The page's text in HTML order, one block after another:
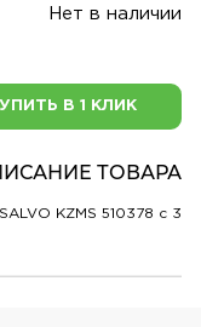
Нет в наличии
В 1 КЛИК
ТОВАРА
KZMS 510378 c 3